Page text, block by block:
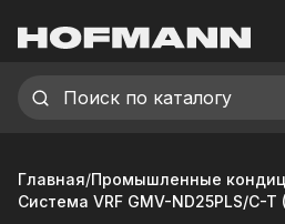
Главная/Промышленные
Система VRF GMV-ND25PLS/C-T